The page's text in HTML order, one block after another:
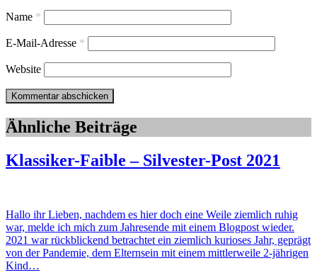
Name *
E-Mail-Adresse *
Website
Ähnliche Beiträge
Klassiker-Faible – Silvester-Post 2021
Hallo ihr Lieben, nachdem es hier doch eine Weile ziemlich ruhig
war, melde ich mich zum Jahresende mit einem Blogpost wieder.
2021 war rückblickend betrachtet ein ziemlich kurioses Jahr, geprägt
von der Pandemie, dem Elternsein mit einem mittlerweile 2-jährigen
Kind…